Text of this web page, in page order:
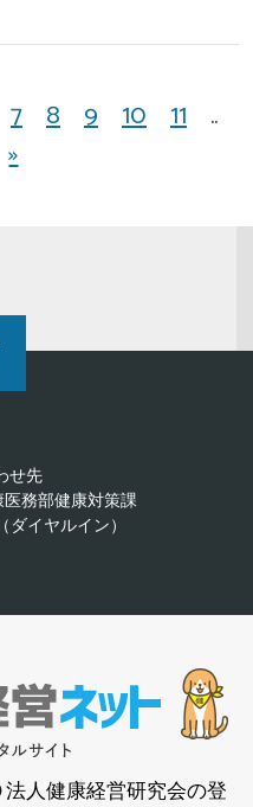
7 8 9 10 11 ..
»
せ先
務部健康対策課
ダイヤルイン）
人健康経営研究会の登